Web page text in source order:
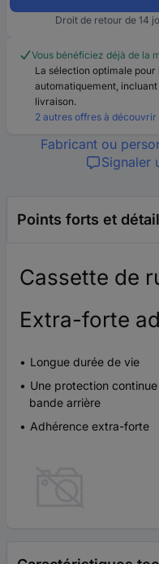
Droit de retour de 14
Vous bénéficiez déjà de la
La sélection optimale
automatiquement,
livraison.
2 autres offres à découvrir
Fabricant ou
Signaler
Points forts et
Cassette de
Extra-forte
Longue durée de vie
Une protection
bande arrière
Adhérence extra-forte